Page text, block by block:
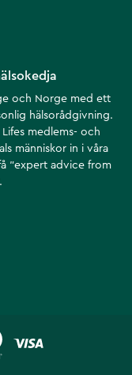
och Norge med ett
hälsorådgivning.
medlems- och
människor in i våra
”expert advice from